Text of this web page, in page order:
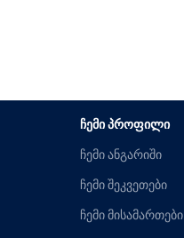
ᲩᲔᲛᲘ ᲞᲠᲝᲤᲘᲚᲘ
ჩემი ანგარიში
ჩემი შეკვეთები
ჩემი მისამართები